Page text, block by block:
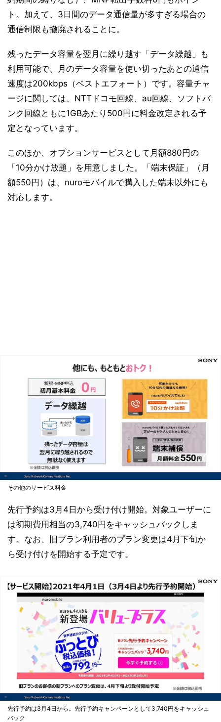
ト。加えて、3日間のデータ通信量が多すぎる場合の
通信制限も撤廃されることに。
残ったデータ容量を翌月に繰り越す「データ繰越」も
利用可能で、月のデータ容量を使い切ったあとの通信
速度は200kbps（ベストエフォート）です。容量チャ
ージに関しては、NTTドコモ回線、au回線、ソフトバ
ンク回線ともに1GBあたり500円に料金改定される予
定となっています。
このほか、オプションサービスとして月額880円の
「10分かけ放題」を用意しました。「端末保証」（月
額550円）は、nuroモバイルで購入した端末以外にも
対応します。
その他のサービス料金
先行予約は3月4日から受け付け開始。対象ユーザーに
は初期費用相当の3,740円をキャッシュバックしま
す。なお、旧プラン利用者のプラン変更は4月下旬か
ら受け付けを開始する予定です。
先行予約は3月4日から。先行予約キャンペーンとして3,740円をキャッシュ
バック